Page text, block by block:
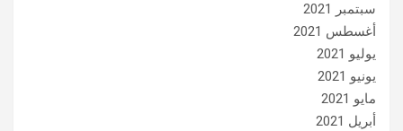
سبتمبر 2021
أغسطس 2021
يوليو 2021
يونيو 2021
مايو 2021
أبريل 2021